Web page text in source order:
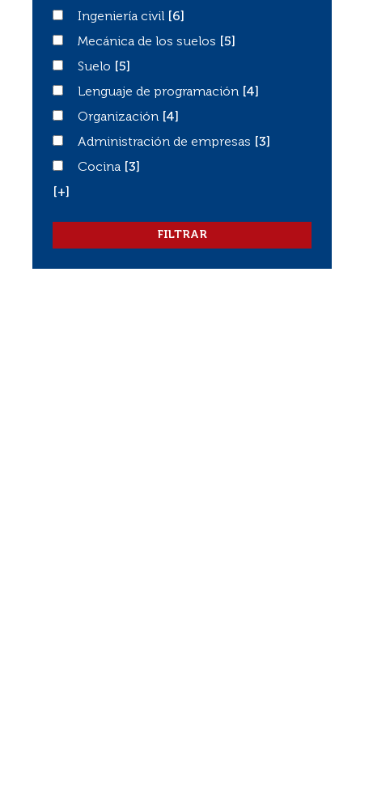
Ingeniería civil
Ingeniería civil
[6]
Mecánica de los suelos
Mecánica de los suelos
[5]
SueloSuelo
[5]
Lenguaje de programación
Lenguaje de programación
[4]
Organización
Organización
[4]
Administración de empresas
Administración de empresas
[3]
CocinaCocina
[3]
[+]